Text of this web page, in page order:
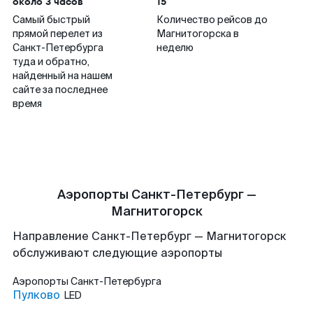
Самый быстрый
прямой перелет из
Санкт-Петербурга
туда и обратно,
найденный на нашем
сайте за последнее
время
Количество рейсов до
Магнитогорска в
неделю
Аэропорты Санкт-Петербург —
Магнитогорск
Направление Санкт-Петербург — Магнитогорск
обслуживают следующие аэропорты
Аэропорты Санкт-Петербурга
Пулково LED